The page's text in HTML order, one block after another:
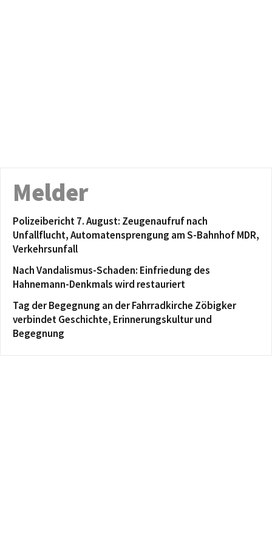
Melder
Polizeibericht 7. August: Zeugenaufruf nach
Unfallflucht, Automatensprengung am S-Bahnhof MDR,
Verkehrsunfall
Nach Vandalismus-Schaden: Einfriedung des
Hahnemann-Denkmals wird restauriert
Tag der Begegnung an der Fahrradkirche Zöbigker
verbindet Geschichte, Erinnerungskultur und
Begegnung